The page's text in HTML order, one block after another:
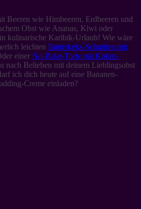
Beeren wie Himbeeren, Erdbeeren und
Obst wie Ananas, Kiwi oder
kulinarische Karibik-Urlaub! Wie wäre
leichten Butterkeks-Schnitten mit
einer No-Bake-Torte mit Kokos-
nach Belieben mit deinem Lieblingsobst
ich dich heute auf eine Bananen-
Creme einladen?